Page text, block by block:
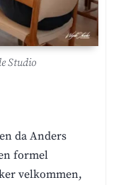
Studio
da Anders
formel
velkommen,